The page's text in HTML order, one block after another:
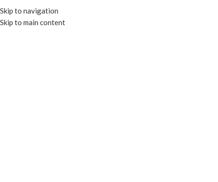
Skip to navigation
Skip to main content